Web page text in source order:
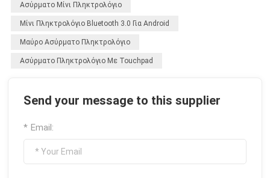
Ασύρματο Μίνι Πληκτρολόγιο
Μίνι Πληκτρολόγιο Bluetooth 3.0 Για Android
Μαύρο Ασύρματο Πληκτρολόγιο
Ασύρματο Πληκτρολόγιο Με Touchpad
Send your message to this supplier
* Email: